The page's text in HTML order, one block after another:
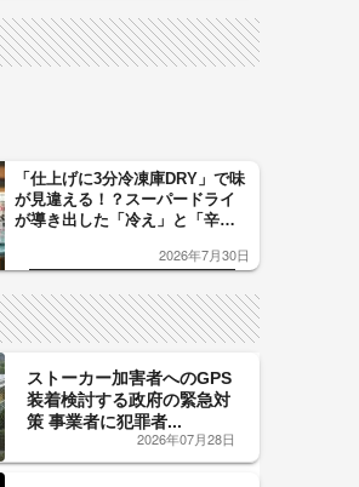
「仕上げに3分冷凍庫DRY」で味
が見違える！？スーパードライ
が導き出した「冷え」と「辛
した「辛口カーブ」が飲み頃の
2026年7月30日
ストーカー加害者へのGPS
装着検討する政府の緊急対
策 事業者に犯罪者...
2026年07月28日